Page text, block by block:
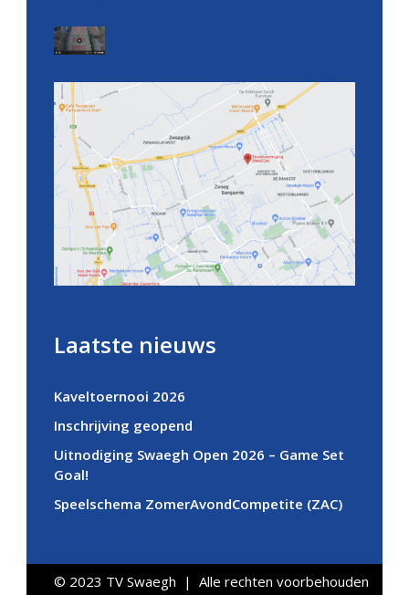
Laatste nieuws
Kaveltoernooi 2026
Inschrijving geopend
Uitnodiging Swaegh Open 2026 – Game Set
Goal!
Speelschema ZomerAvondCompetite (ZAC)
© 2023 TV Swaegh | Alle rechten voorbehouden